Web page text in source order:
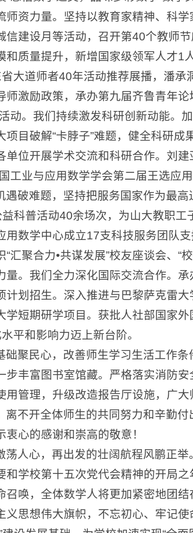
师资力量。坚持以教育家精神、科
信建设月等活动，召开第40个教师
和质量提升，新增国家级领军人才1
大道师者40年活动推荐展播，潘
师激励政策，承办第九届齐鲁青年
动。我们持续激发科研创新动能。
项目破解“卡脖子”难题，健全科研
单位开展学术交流和科研合作。刘
工业与应用数学学会第二届王选应
遇破难题，坚持把服务国家作为最
益科普活动40余场次，为山大教职
用数学中心成立17支科技服务团队
“汇聚合力•共谋发展”校友座谈会、
量。我们全力深化国际交流合作。
计划招生。深入推进与巴黎萨克雷
学短期研学项目。获批人社部国家
平和影响力迈上新台阶。
聚民心，改善师生学习生活工作条
步丰富图书室馆藏。严格落实消防
用管理，升级改造报告厅设施，广大
离不开全体师生的共同努力和辛勤
心的感谢和崇高的敬意！
荡人心，再出发的壮阔航程风鹏正
和学校第十五次党代会精神的开局
召唤，全体数学人将更加紧密地团
义思想伟大旗帜，不忘初心、牢记